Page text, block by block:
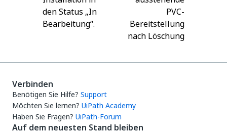
den Status „In
Bearbeitung“.
PVC-
Bereitstellung
nach Löschung
Verbinden
Benötigen Sie Hilfe? Support
Möchten Sie lernen? UiPath Academy
Haben Sie Fragen? UiPath-Forum
Auf dem neuesten Stand bleiben